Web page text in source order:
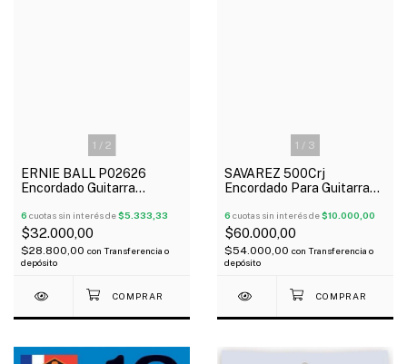
1 / 2
ERNIE BALL P02626
Encordado Guitarra
Wound 12-56
6 cuotas sin interés de$5.333,33
$32.000,00
$28.800,00 con Transferencia o
depósito
1 / 3
SAVAREZ 500Crj
Encordado Para Guitarra
Cristal
6 cuotas sin interés de$10.000,00
$60.000,00
$54.000,00 con Transferencia o
depósito